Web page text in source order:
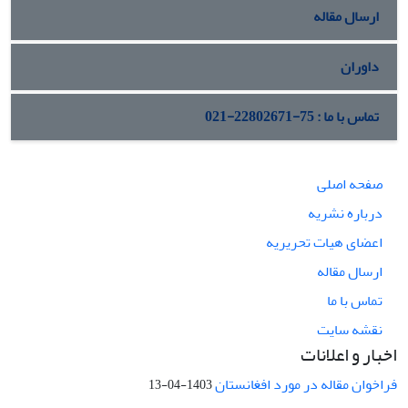
ارسال مقاله
داوران
تماس با ما : 75-22802671-021
صفحه اصلی
درباره نشریه
اعضای هیات تحریریه
ارسال مقاله
تماس با ما
نقشه سایت
اخبار و اعلانات
فراخوان مقاله در مورد افغانستان1403-04-13